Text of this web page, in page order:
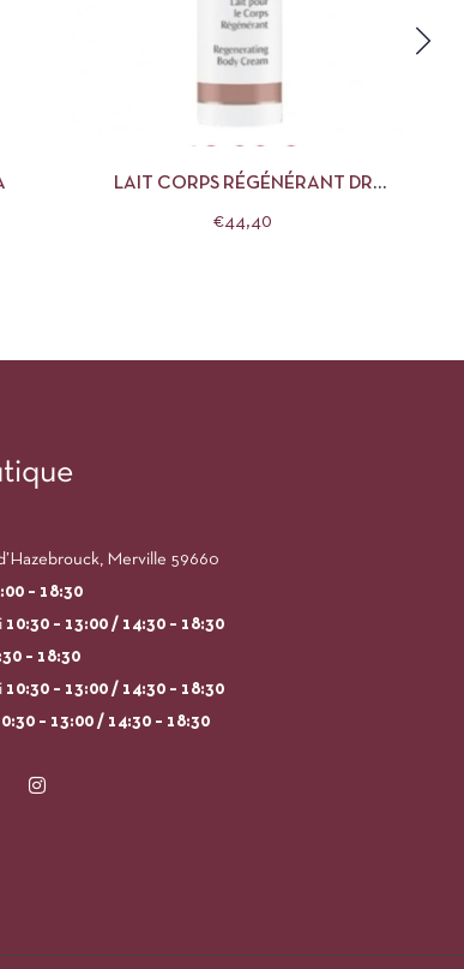
AJOUTER AU PANIER
LAIT CORPS RÉGÉNÉRANT DR
€44,40
Merville 59660
– 18:30
10:30 – 13:00 / 14:30 – 18:30
– 18:30
10:30 – 13:00 / 14:30 – 18:30
– 13:00 / 14:30 – 18:30